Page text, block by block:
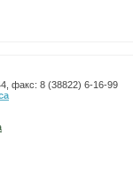
факс: 8 (38822) 6-16-99